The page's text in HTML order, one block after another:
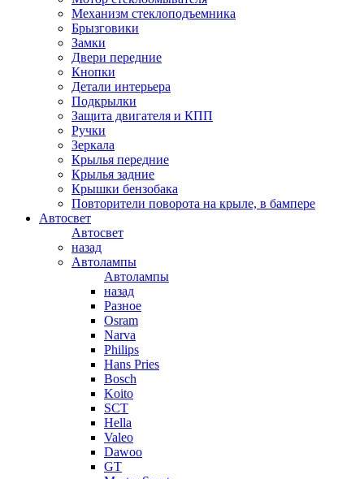
Механизм стеклоподъемника
Брызговики
Замки
Двери передние
Кнопки
Детали интерьера
Подкрылки
Защита двигателя и КПП
Ручки
Зеркала
Крылья передние
Крылья задние
Крышки бензобака
Повторители поворота на крыле, в бампере
Автосвет
Автосвет
назад
Автолампы
Автолампы
назад
Разное
Osram
Narva
Philips
Hans Pries
Bosch
Koito
SCT
Hella
Valeo
Dawoo
GT